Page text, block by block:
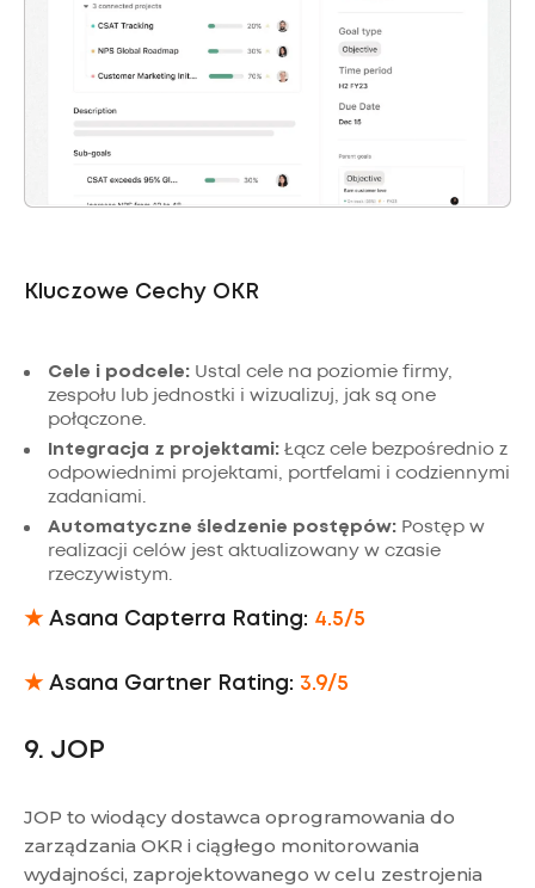
Kluczowe Cechy OKR
Cele i podcele: Ustal cele na poziomie firmy,
zespołu lub jednostki i wizualizuj, jak są one
połączone.
Integracja z projektami: Łącz cele bezpośrednio z
odpowiednimi projektami, portfelami i codziennymi
zadaniami.
Automatyczne śledzenie postępów: Postęp w
realizacji celów jest aktualizowany w czasie
rzeczywistym.
★ Asana Capterra Rating: 4.5/5
★ Asana Gartner Rating: 3.9/5
9. JOP
JOP to wiodący dostawca oprogramowania do
zarządzania OKR i ciągłego monitorowania
wydajności, zaprojektowanego w celu zestrojenia